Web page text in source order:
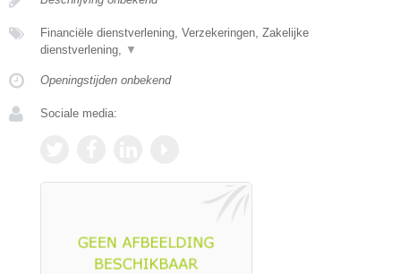
Financiële dienstverlening, Verzekeringen, Zakelijke
dienstverlening, ▼
Openingstijden onbekend
Sociale media: